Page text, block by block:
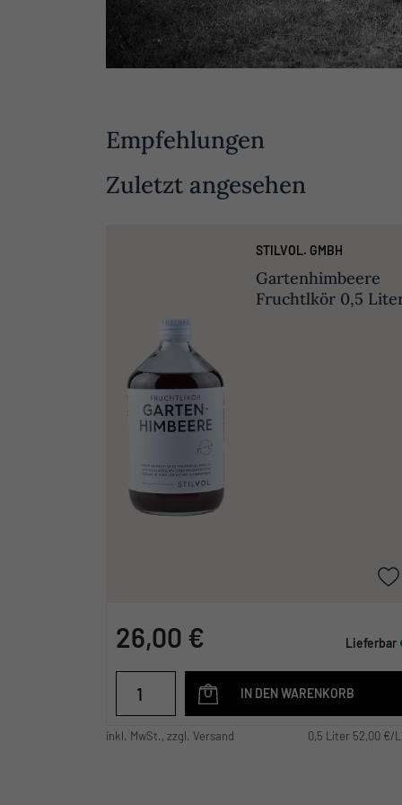
Empfehlungen
Zuletzt angesehen
STILVOL. GMBH
Gartenhimbeere
Fruchtlkör 0,5
26,00 € Lieferbar
IN DEN WARENKORB
inkl. MwSt., zzgl. Versand 0,5 Liter 52,00 €/